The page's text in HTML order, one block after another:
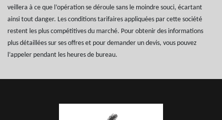
veillera à ce que l’opération se déroule sans le moindre souci, écartant
ainsi tout danger. Les conditions tarifaires appliquées par cette société
restent les plus compétitives du marché. Pour obtenir des informations
plus détaillées sur ses offres et pour demander un devis, vous pouvez
l’appeler pendant les heures de bureau.